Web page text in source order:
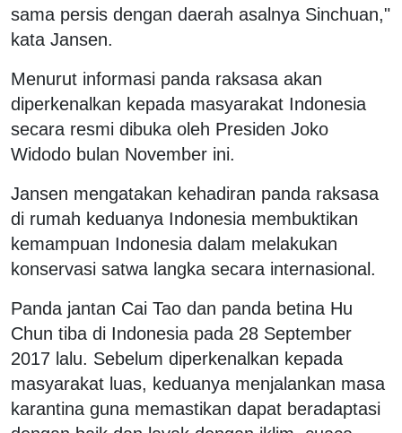
sama persis dengan daerah asalnya Sinchuan,"
kata Jansen.
Menurut informasi panda raksasa akan
diperkenalkan kepada masyarakat Indonesia
secara resmi dibuka oleh Presiden Joko
Widodo bulan November ini.
Jansen mengatakan kehadiran panda raksasa
di rumah keduanya Indonesia membuktikan
kemampuan Indonesia dalam melakukan
konservasi satwa langka secara internasional.
Panda jantan Cai Tao dan panda betina Hu
Chun tiba di Indonesia pada 28 September
2017 lalu. Sebelum diperkenalkan kepada
masyarakat luas, keduanya menjalankan masa
karantina guna memastikan dapat beradaptasi